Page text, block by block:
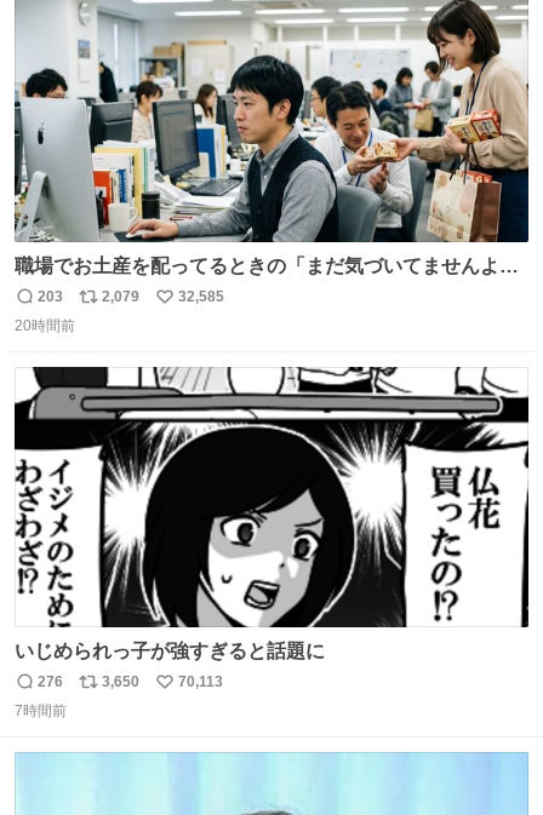
数
職場でお土産を配ってるときの「まだ気づいてませんよ」
的な演技が毎回シンドい。
返
信
203
リ
ト
数
2,079
い
数
32,585
20時間前
いじめられっ子が強すぎると話題に
返
信
276
リ
3,650
い
70,113
7時間前